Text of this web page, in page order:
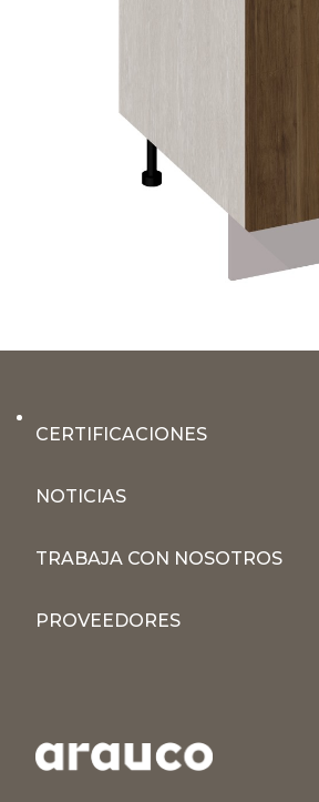
CERTIFICACIONES
NOTICIAS
TRABAJA CON NOSOTROS
PROVEEDORES